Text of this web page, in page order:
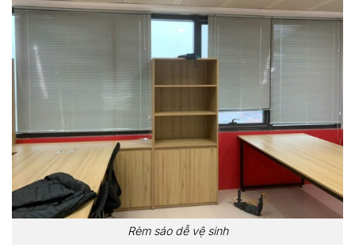
Rèm sáo dễ vệ sinh